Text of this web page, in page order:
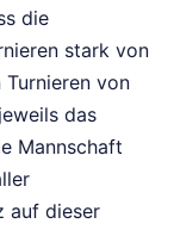
die
stark von
von
das
Mannschaft
auf dieser